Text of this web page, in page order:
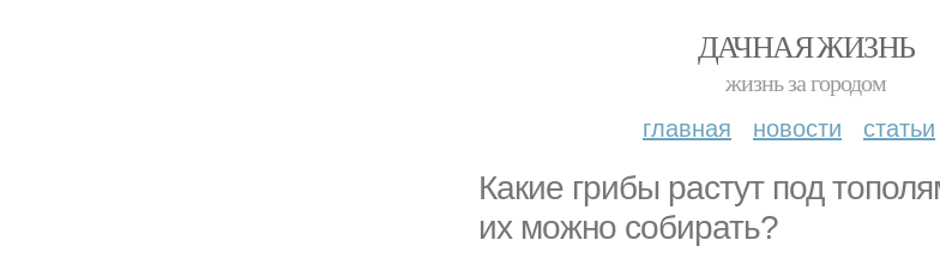
ДАЧНАЯ ЖИЗНЬ
жизнь за городом
главная новости статьи
Какие грибы растут под
их можно собирать?